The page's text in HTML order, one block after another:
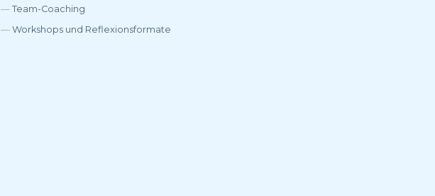
Team-Coaching
Workshops und Reflexionsformate